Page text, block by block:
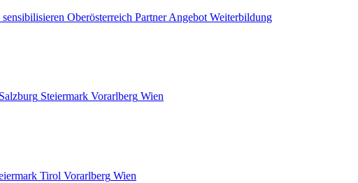
Oberösterreich Partner Angebot Weiterbildung
Salzburg Steiermark Vorarlberg Wien
Tirol Vorarlberg Wien